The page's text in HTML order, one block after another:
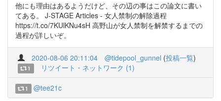
他にも理由はあるようだけど、その辺の事はこの論文に書い
てある。 J-STAGE Articles - 女人禁制の解除過程
https://t.co/7KUlKNu4sH 高野山が女人禁制を解禁するまでの
過程が詳しいぞ。
2020-08-06 20:11:04 @tidepool_gunnel (投稿一覧)
1 リツイート・ネットワーク (1)
1 @tee21c